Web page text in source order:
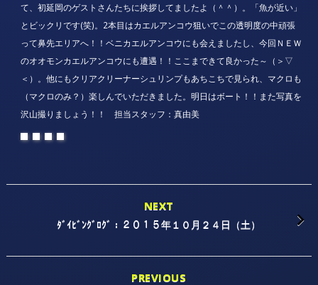
て、初延岡のゲストさんたちに挨拶してましたよ（＾＾）。「魚が近い」
とビックリです(笑)。2本目はカエルアンコウ狙いでこの透明度の中頑張
って鼻先エリアへ！！ベニカエルアンコウにも会えましたし、今回ＮＥＷ
のオオモンカエルアンコウにも遭遇！！ここまできて良かった～（＞▽
＜）。他にもクリアクリーナーシュリンプもあちこちで見られ、マクロも
（マクロのみ？）楽しんでいただきました。明日はボート！！また写真を
沢山撮りましょう！！ 担当スタッフ：真由美
NEXT
ﾀﾞｲﾋﾞﾝｸﾞﾛｸﾞ：２０１５年１０月２４日（土）
PREVIOUS